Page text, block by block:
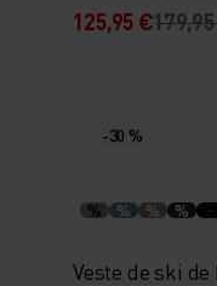
125,95 €
-30 %
% % % %
Veste de ski